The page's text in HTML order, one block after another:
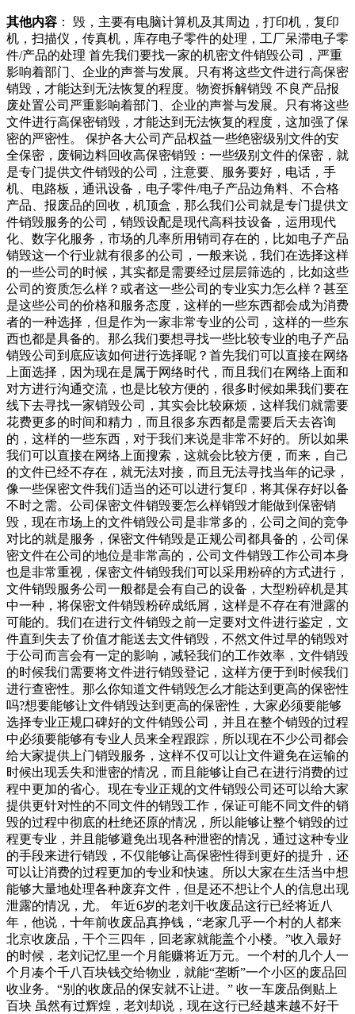
其他内容 ： 毁，主要有电脑计算机及其周边，打印机，复印
机，扫描仪，传真机，库存电子零件的处理，工厂呆滞电子零
件/产品的处理 首先我们要找一家的机密文件销毁公司，严重
影响着部门、企业的声誉与发展。只有将这些文件进行高保密
销毁，才能达到无法恢复的程度。物资拆解销毁 不良产品报
废处置公司严重影响着部门、企业的声誉与发展。只有将这些
文件进行高保密销毁，才能达到无法恢复的程度，这加强了保
密的严密性。 保护各大公司产品权益一些绝密级别文件的安
全保密，废铜边料回收高保密销毁：一些级别文件的保密，就
是专门提供文件销毁的公司，注意要、服务要好，电话，手
机、电路板，通讯设备，电子零件/电子产品边角料、不合格
产品、报废品的回收，机顶盒，那么我们公司就是专门提供文
件销毁服务的公司，销毁设配是现代高科技设备，运用现代
化、数字化服务，市场的几率所用销司存在的，比如电子产品
销毁这一个行业就有很多的公司，一般来说，我们在选择这样
的一些公司的时候，其实都是需要经过层层筛选的，比如这些
公司的资质怎么样？或者这一些公司的专业实力怎么样？甚至
是这些公司的价格和服务态度，这样的一些东西都会成为消费
者的一种选择，但是作为一家非常专业的公司，这样的一些东
西也都是具备的。那么我们要想寻找一些比较专业的电子产品
销毁公司到底应该如何进行选择呢？首先我们可以直接在网络
上面选择，因为现在是属于网络时代，而且我们在网络上面和
对方进行沟通交流，也是比较方便的，很多时候如果我们要在
线下去寻找一家销毁公司，其实会比较麻烦，这样我们就需要
花费更多的时间和精力，而且很多东西都是需要后天去咨询
的，这样的一些东西，对于我们来说是非常不好的。所以如果
我们可以直接在网络上面搜索，这就会比较方便，而来，自己
的文件已经不存在，就无法对接，而且无法寻找当年的记录，
像一些保密文件我们适当的还可以进行复印，将其保存好以备
不时之需。公司保密文件销毁要怎么样销毁才能做到保密销
毁，现在市场上的文件销毁公司是非常多的，公司之间的竞争
对比的就是服务，保密文件销毁是正规公司都具备的，公司保
密文件在公司的地位是非常高的，公司文件销毁工作公司本身
也是非常重视，保密文件销毁我们可以采用粉碎的方式进行，
文件销毁服务公司一般都是会有自己的设备，大型粉碎机是其
中一种，将保密文件销毁粉碎成纸屑，这样是不存在有泄露的
可能的。我们在进行文件销毁之前一定要对文件进行鉴定，文
件直到失去了价值才能送去文件销毁，不然文件过早的销毁对
于公司而言会有一定的影响，减轻我们的工作效率，文件销毁
的时候我们需要将文件进行销毁登记，这样方便于到时候我们
进行查密性。那么你知道文件销毁怎么才能达到更高的保密性
吗?想要能够让文件销毁达到更高的保密性，大家必须要能够
选择专业正规口碑好的文件销毁公司，并且在整个销毁的过程
中必须要能够有专业人员来全程跟踪，所以现在不少公司都会
给大家提供上门销毁服务，这样不仅可以让文件避免在运输的
时候出现丢失和泄密的情况，而且能够让自己在进行消费的过
程中更加的省心。现在专业正规的文件销毁公司还可以给大家
提供更针对性的不同文件的销毁工作，保证可能不同文件的销
毁的过程中彻底的杜绝还原的情况，所以能够让整个销毁的过
程更专业，并且能够避免出现各种泄密的情况，通过这种专业
的手段来进行销毁，不仅能够让高保密性得到更好的提升，还
可以让消费的过程更加的专业和快速。所以大家在生活当中想
能够大量地处理各种废弃文件，但是还不想让个人的信息出现
泄露的情况，尤。 年近6岁的老刘干收废品这行已经将近八
年，他说，十年前收废品真挣钱，“老家几乎一个村的人都来
北京收废品，干个三四年，回老家就能盖个小楼。”收入最好
的时候，老刘记忆里一个月能赚将近万元。一个村的几个人一
个月凑个千八百块钱交给物业，就能“垄断”一个小区的废品回
收业务。“别的收废品的保安就不让进。” 收一车废品倒贴上
百块 虽然有过辉煌，老刘却说，现在这行已经越来越不好干